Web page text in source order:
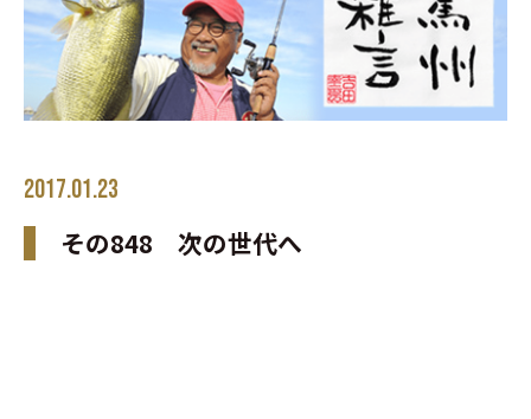
2017.01.23
その848 次の世代へ